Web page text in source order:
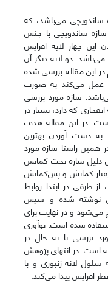
ساندویچی می‌باشد، که
ساندویچی با جنس
این چهار لایه افزایش
دو لایه دیگر آن
این مقاله بررسی شده
عمل می‌کند به صورت
سازه مورد بررسی
که دارد، بسیار در
است. در این مقاله هدف
دست آوردن بهترین
همین راستا سازه مورد
دلیل سازه تحت کمانش
رفتار کمانش و پس‌کمانش
طرفی در ابتدا روابط
نوشته شده و سپس
می‌شود و در نهایت برای
شده است. نوآوری
بررسی تا به حال در
است. در انتهای پژوهش
سلول لانه-زنبوری و با
افزایش پیدا می‌کند.